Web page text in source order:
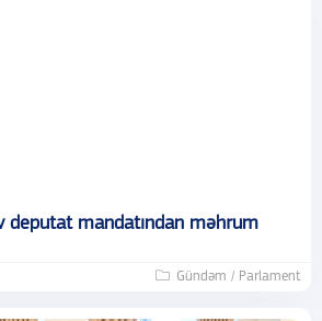
deputat mandatından məhrum
Gündəm / Parlament